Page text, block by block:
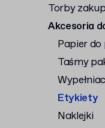
Torby
Akcesoria
Papier
Taśmy
Etykiety
Naklejki